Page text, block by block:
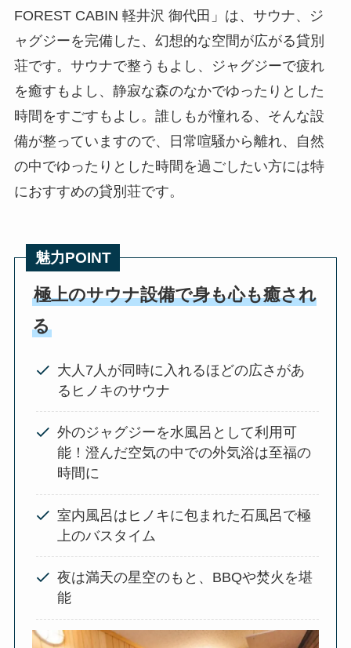
FOREST CABIN 軽井沢 御代田」は、サウナ、ジ
ャグジーを完備した、幻想的な空間が広がる貸別
荘です。サウナで整うもよし、ジャグジーで疲れ
を癒すもよし、静寂な森のなかでゆったりとした
時間をすごすもよし。誰しもが憧れる、そんな設
備が整っていますので、日常喧騒から離れ、自然
の中でゆったりとした時間を過ごしたい方には特
におすすめの貸別荘です。
魅力POINT
極上のサウナ設備で身も心も癒され
る
大人7人が同時に入れるほどの広さがあ
るヒノキのサウナ
外のジャグジーを水風呂として利用可
能！澄んだ空気の中での外気浴は至福の
時間に
室内風呂はヒノキに包まれた石風呂で極
上のバスタイム
夜は満天の星空のもと、BBQや焚火を堪
能